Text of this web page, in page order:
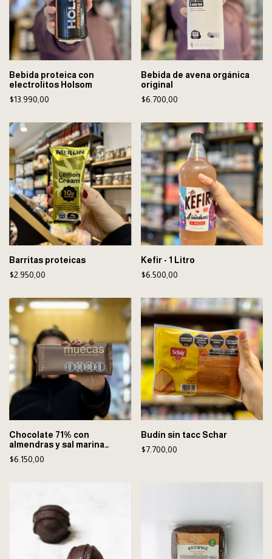
Bebida proteica con
electrolitos Holsom
$13.990,00
Bebida de avena orgánica
original
$6.700,00
Barritas proteicas
$2.950,00
Kefir - 1 Litro
$6.500,00
Chocolate 71% con
almendras y sal marina
Muecas
$6.150,00
Budín sin tacc Schar
$7.700,00